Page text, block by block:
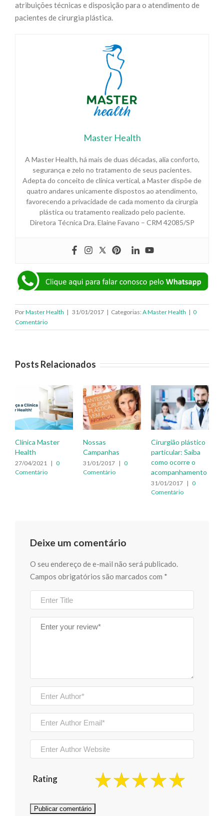
atribuições técnicas e disposição para o atendimento de
pacientes de cirurgia plástica.
Master Health
A Master Health, há mais de duas décadas, alia conforto,
segurança e zelo no tratamento de seus pacientes.
Adepta do conceito de clínica vertical, a Master dispõe de
quatro andares unicamente dispostos ao atendimento,
favorecendo a privacidade de cada momento da cirurgia
plástica ou tratamento realizado pelo paciente.
Diretora Técnica Dra. Elaine Favano – CRM 42085/SP
PorMaster Health | 31/01/2017 | Categorias: A Master Health | 0
Comentário
Posts Relacionados
Clínica Master
Health
27/04/2021 | 0
Comentário
Nossas
Campanhas
31/01/2017 | 0
Comentário
Cirurgião plástico
particular: Saiba
como ocorre o
acompanhamento
31/01/2017 | 0
Comentário
Deixe um comentário
O seu endereço de e-mail não será publicado.
Campos obrigatórios são marcados com *
Rating